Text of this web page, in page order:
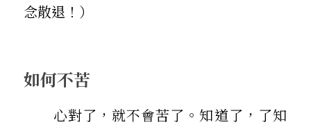
念散退！）
如何不苦